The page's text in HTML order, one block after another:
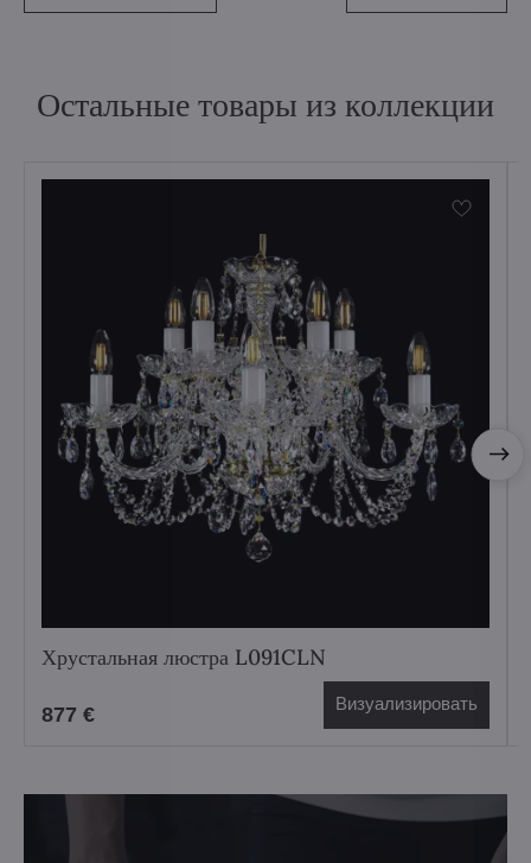
Остальные товары из коллекции
Хрустальная люстра L091CLN
877 € Визуализировать